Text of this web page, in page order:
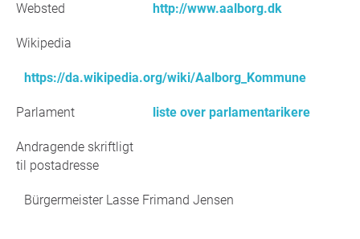
Websted http://www.aalborg.dk
Wikipedia
https://da.wikipedia.org/wiki/Aalborg_Kommune
Parlament liste over parlamentarikere
Andragende skriftligt
til postadresse
Bürgermeister Lasse Frimand Jensen